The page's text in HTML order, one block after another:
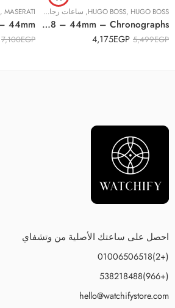
HUGO BOSS, HUGO BOSS
, ساعات رجالية
Original BOSS hugo Grand Prix Men’s Blue Dial Stainless Steel Band Watch – 1513478 – 44mm – Chronographs
5,499EGP
4,175EGP
, MASERATI
7,100EGP
احصل على ساعتك الأصلية من وتشفاي
(+2)01006506518
(+966)538218488
hello@watchifystore.com